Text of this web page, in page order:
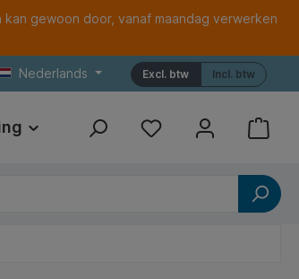
gewoon door, vanaf maandag verwerken
Nederlands Incl. btw
Excl. btw
Print Referenties